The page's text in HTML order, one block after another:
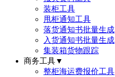
装柜工具
甩柜通知工具
落货通知书批量生成
入货通知书批量生成
集装箱货物跟踪
商务工具▼
整柜海运费报价工具